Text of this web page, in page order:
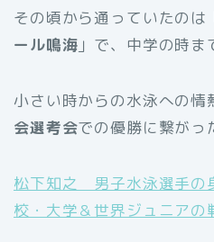
その頃から通っていたのは
ール鳴海 」で、中学の時ま
小さい時からの水泳への情
会選考会での優勝に繋がっ
松下知之 男子水泳選手の
校・大学＆世界ジュニアの